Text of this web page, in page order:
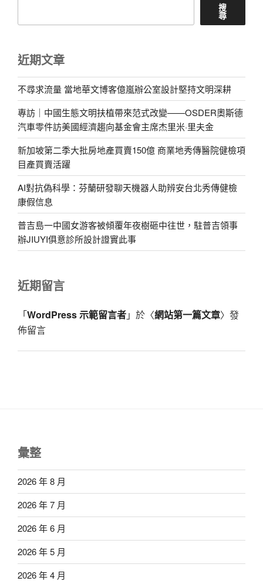
搜
尋
近期文章
不尋求流量 當地華文博客億嵐辦公室設計堅持文明深耕
專訪｜中國生態文明扶植帶來范式改變——OSDER奧斯德
汽車零件訪美國經濟趨向基金會主席杰里米·里夫金
新加坡第二季大批房地產買賣150億 商業地秀傳醫院健檢項
目產買賣活躍
AI對抗偽科學：芬蘭研發聊天機器人助辨安台北秀傳健檢
康假信息
普吉島一中國女游客被傾覆年夜樹砸中往世，駐普吉領事
辦JIUYI俱意診所設計證實此事
近期留言
「WordPress 示範留言者」於〈網站第一篇文章〉發
佈留言
彙整
2026 年 8 月
2026 年 7 月
2026 年 6 月
2026 年 5 月
2026 年 4 月